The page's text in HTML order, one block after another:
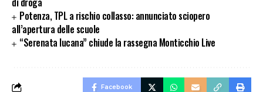
Potenza, TPL a rischio collasso: annunciato sciopero
all’apertura delle scuole
“Serenata lucana” chiude la rassegna Monticchio Live
Facebook